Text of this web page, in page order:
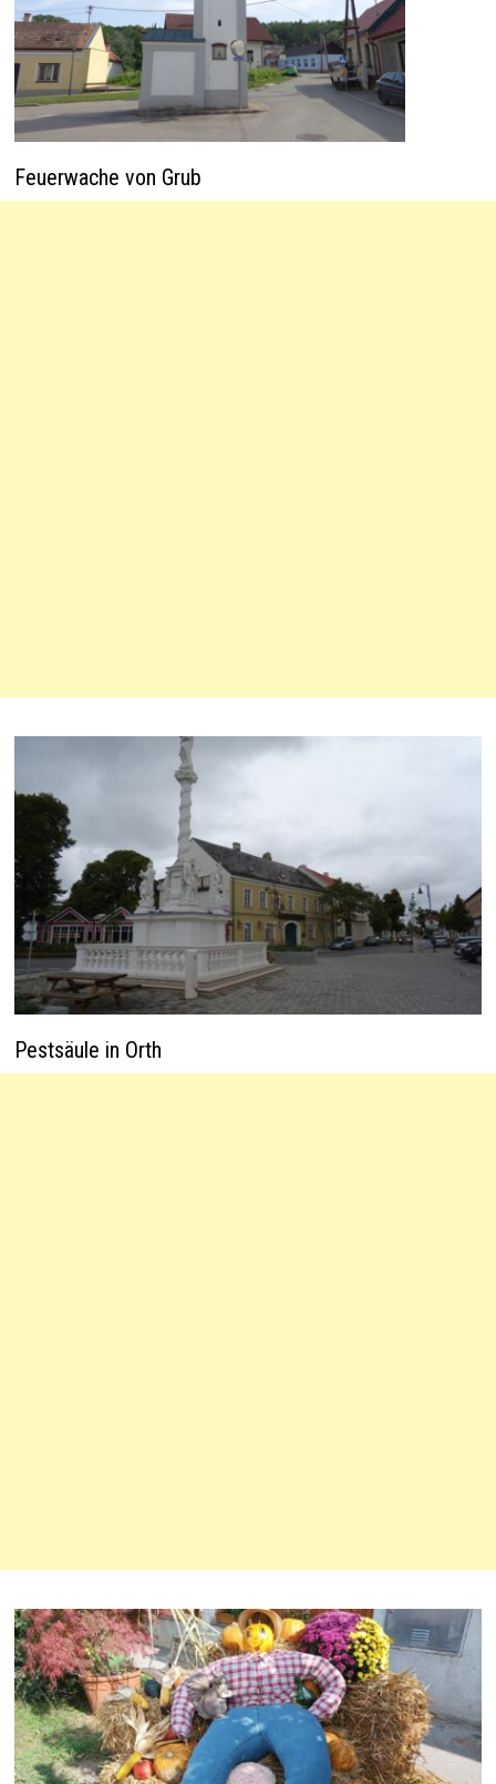
Feuerwache von Grub
Pestsäule in Orth